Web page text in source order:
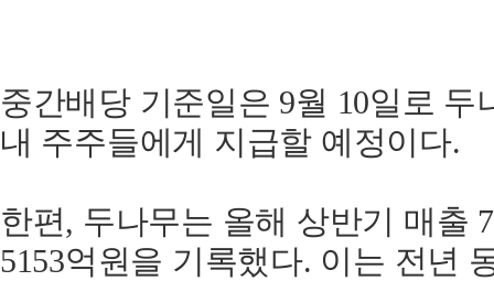
중간배당 기준일은 9월 10일로
내 주주들에게 지급할 예정이다.
한편, 두나무는 올해 상반기 매출
5153억원을 기록했다. 이는 전년